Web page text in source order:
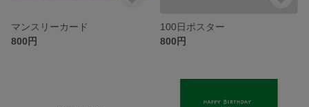
マンスリーカード
800円
100日ポスター
800円